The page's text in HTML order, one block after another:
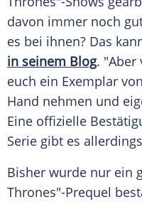
davon immer noch
es bei ihnen? Das
in seinem Blog. "Aber
euch ein Exemplar
Hand nehmen und
Eine offizielle
Serie gibt es
Bisher wurde nur ein
Thrones"-Prequel